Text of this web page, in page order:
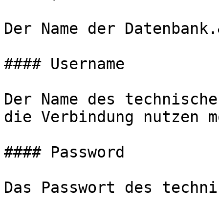
Der Name der
#### Username
Der Name des
die Verbindung nutzen
#### Password
Das Passwort des